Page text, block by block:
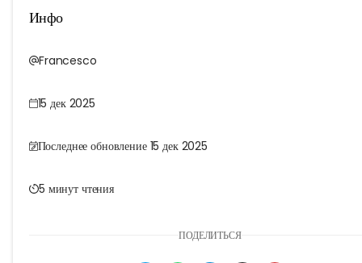
Инфо
Francesco
15 дек 2025
Последнее обновление 15 дек 2025
5 минут чтения
ПОДЕЛИТЬСЯ